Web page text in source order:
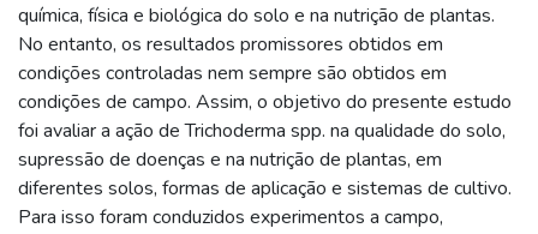
química, física e biológica do solo e na nutrição de plantas.
No entanto, os resultados promissores obtidos em
condições controladas nem sempre são obtidos em
condições de campo. Assim, o objetivo do presente estudo
foi avaliar a ação de Trichoderma spp. na qualidade do solo,
supressão de doenças e na nutrição de plantas, em
diferentes solos, formas de aplicação e sistemas de cultivo.
Para isso foram conduzidos experimentos a campo,